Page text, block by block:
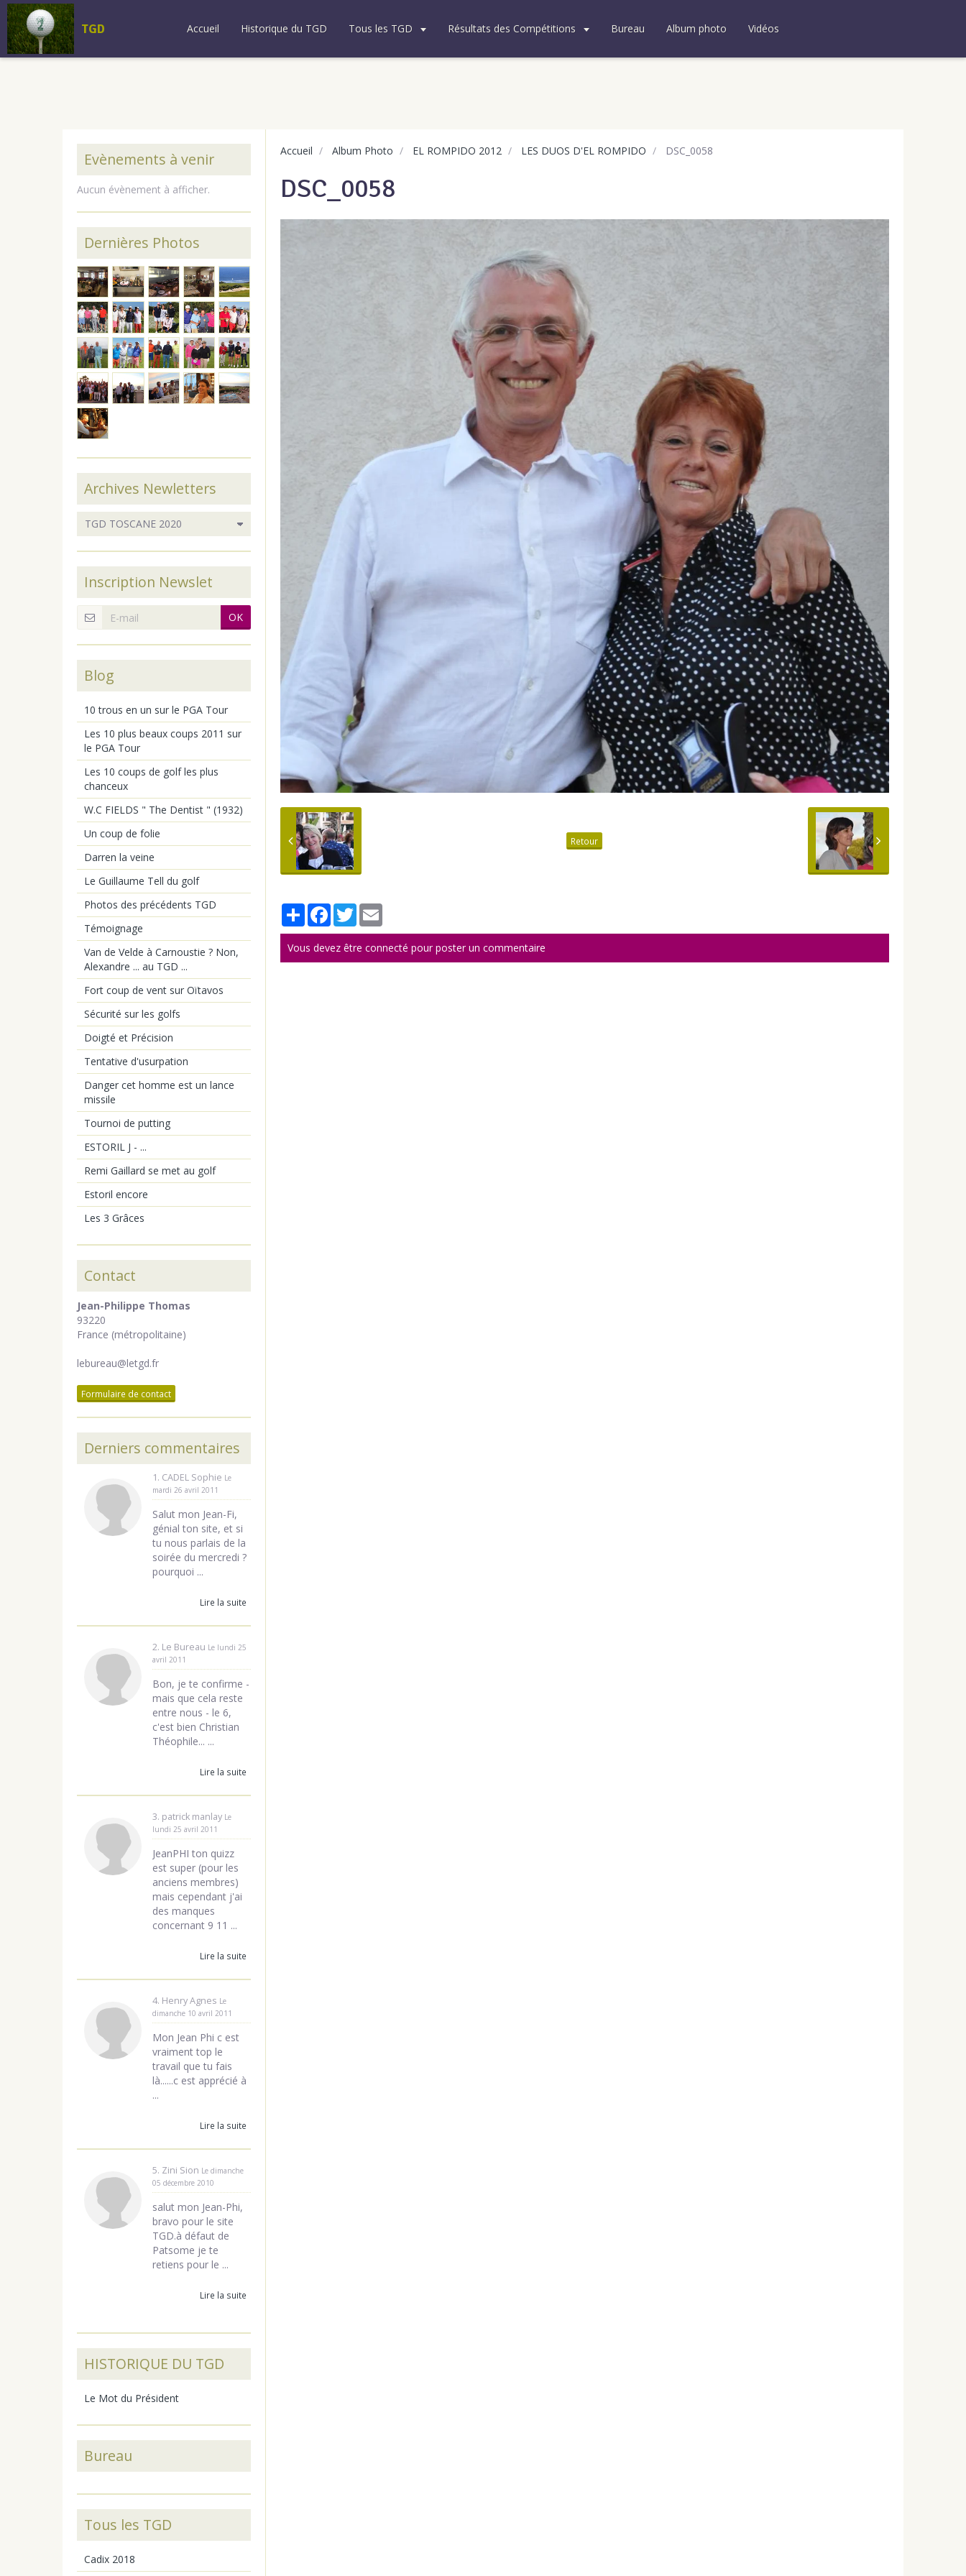
TGD Accueil Historique du TGD Tous les TGD Résultats des Compétitions Bureau Album photo Vidéos
Accueil Album Photo EL ROMPIDO 2012 LES DUOS D'EL ROMPIDO DSC_0058
DSC_0058
Retour
PartagerFacebook
TwitterEmail
Vous devez être connecté pour poster un commentaire
Evènements à venir
Aucun évènement à afficher.
Dernières Photos
Archives Newletters
Inscription Newslet
OK
Blog
10 trous en un sur le PGA Tour
Les 10 plus beaux coups 2011 sur
le PGA Tour
Les 10 coups de golf les plus
chanceux
W.C FIELDS " The Dentist " (1932)
Un coup de folie
Darren la veine
Le Guillaume Tell du golf
Photos des précédents TGD
Témoignage
Van de Velde à Carnoustie ? Non,
Alexandre ... au TGD ...
Fort coup de vent sur Oïtavos
Sécurité sur les golfs
Doigté et Précision
Tentative d'usurpation
Danger cet homme est un lance
missile
Tournoi de putting
ESTORIL J - ...
Remi Gaillard se met au golf
Estoril encore
Les 3 Grâces
Contact
Jean-Philippe Thomas
93220
France (métropolitaine)
lebureau@letgd.fr
Formulaire de contact
Derniers commentaires
1. CADEL Sophie Le
mardi 26 avril 2011
Salut mon Jean-Fi,
génial ton site, et si
tu nous parlais de la
soirée du mercredi ?
pourquoi ...
Lire la suite
2. Le Bureau Le lundi 25
avril 2011
Bon, je te confirme -
mais que cela reste
entre nous - le 6,
c'est bien Christian
Théophile... ...
Lire la suite
3. patrick manlay Le
lundi 25 avril 2011
JeanPHI ton quizz
est super (pour les
anciens membres)
mais cependant j'ai
des manques
concernant 9 11 ...
Lire la suite
4. Henry Agnes Le
dimanche 10 avril 2011
Mon Jean Phi c est
vraiment top le
travail que tu fais
là......c est apprécié à
...
Lire la suite
5. Zini Sion Le dimanche
05 décembre 2010
salut mon Jean-Phi,
bravo pour le site
TGD.à défaut de
Patsome je te
retiens pour le ...
Lire la suite
HISTORIQUE DU TGD
Le Mot du Président
Bureau
Tous les TGD
Cadix 2018